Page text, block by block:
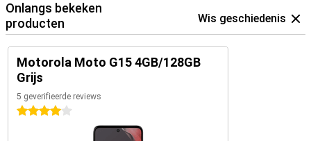
Onlangs bekeken
producten
Wis geschiedenis
Motorola Moto G15 4GB/128GB
Grijs
5 geverifieerde reviews
4 sterren